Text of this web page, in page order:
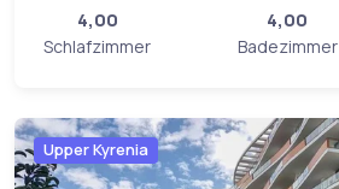
4,00
Schlafzimmer
4,00
Badezimmer
Upper Kyrenia